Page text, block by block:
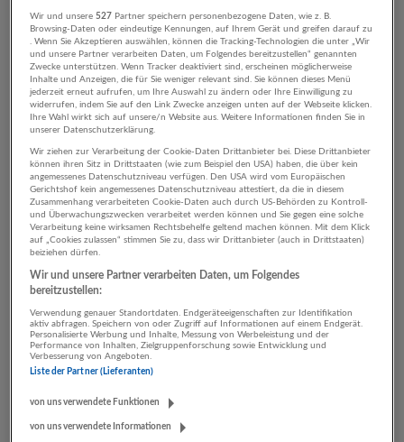
2 IT, EDV Verlagswesen
Unternehmen
LUGSTEIN CONSULTING
Bau | Beherbergung und Gastronomie | Einzelhandel |
Wir und unsere527 Partner speichern personenbezogene Daten, wie z. B.
Browsing-Daten oder eindeutige Kennungen, auf Ihrem Gerät und greifen darauf zu
. Wenn Sie Akzeptieren auswählen, können die Tracking-Technologien die unter „Wir
und unsere Partner verarbeiten Daten, um Folgendes bereitzustellen“ genannten
Zwecke unterstützen. Wenn Tracker deaktiviert sind, erscheinen möglicherweise
Inhalte und Anzeigen, die für Sie weniger relevant sind. Sie können dieses Menü
jederzeit erneut aufrufen, um Ihre Auswahl zu ändern oder Ihre Einwilligung zu
widerrufen, indem Sie auf den Link Zwecke anzeigen unten auf der Webseite klicken.
Ihre Wahl wirkt sich auf unsere/n Website aus. Weitere Informationen finden Sie in
unserer Datenschutzerklärung.
Wir ziehen zur Verarbeitung der Cookie-Daten Drittanbieter bei. Diese Drittanbieter
können ihren Sitz in Drittstaaten (wie zum Beispiel den USA) haben, die über kein
angemessenes Datenschutzniveau verfügen. Den USA wird vom Europäischen
Gerichtshof kein angemessenes Datenschutzniveau attestiert, da die in diesem
Zusammenhang verarbeiteten Cookie-Daten auch durch US-Behörden zu Kontroll-
und Überwachungszwecken verarbeitet werden können und Sie gegen eine solche
Verarbeitung keine wirksamen Rechtsbehelfe geltend machen können. Mit dem Klick
auf „Cookies zulassen“ stimmen Sie zu, dass wir Drittanbieter (auch in Drittstaaten)
beiziehen dürfen.
Wir und unsere Partner verarbeiten Daten, um Folgendes
bereitzustellen:
Verwendung genauer Standortdaten. Endgeräteeigenschaften zur Identifikation
aktiv abfragen. Speichern von oder Zugriff auf Informationen auf einem Endgerät.
Personalisierte Werbung und Inhalte, Messung von Werbeleistung und der
Performance von Inhalten, Zielgruppenforschung sowie Entwicklung und
Verbesserung von Angeboten.
Liste der Partner (Lieferanten)
von uns verwendete Funktionen
von uns verwendete Informationen